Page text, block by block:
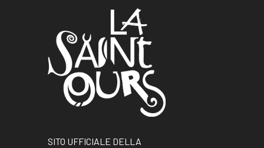
SITO UFFICIALE DELLA